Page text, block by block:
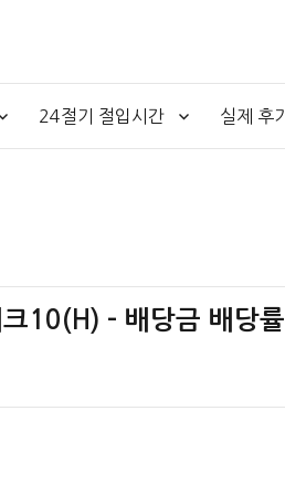
24절기 절입시간 실제 후기
10(H) – 배당금 배당률